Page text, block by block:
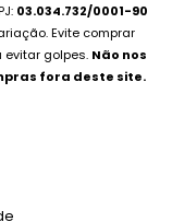
03.034.732/0001-90
Evite comprar
golpes. Não nos
fora deste site.